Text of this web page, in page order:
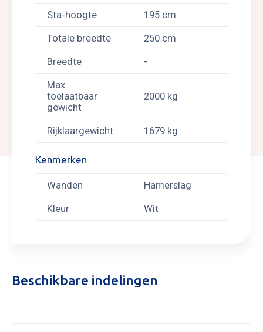
Sta-hoogte 195 cm
Totale breedte 250 cm
Breedte -
Max.
toelaatbaar
gewicht
2000 kg
Rijklaargewicht 1679 kg
Kenmerken
Wanden Hamerslag
Kleur Wit
Beschikbare indelingen